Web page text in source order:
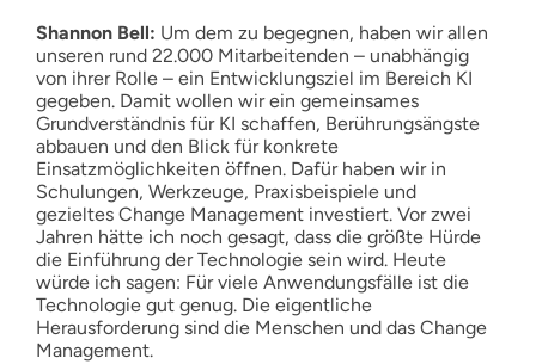
Shannon Bell: Um dem zu begegnen, haben wir allen
unseren rund 22.000 Mitarbeitenden – unabhängig
von ihrer Rolle – ein Entwicklungsziel im Bereich KI
gegeben. Damit wollen wir ein gemeinsames
Grundverständnis für KI schaffen, Berührungsängste
abbauen und den Blick für konkrete
Einsatzmöglichkeiten öffnen. Dafür haben wir in
Schulungen, Werkzeuge, Praxisbeispiele und
gezieltes Change Management investiert. Vor zwei
Jahren hätte ich noch gesagt, dass die größte Hürde
die Einführung der Technologie sein wird. Heute
würde ich sagen: Für viele Anwendungsfälle ist die
Technologie gut genug. Die eigentliche
Herausforderung sind die Menschen und das Change
Management.